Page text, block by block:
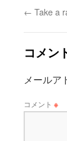
← Take a
コメン
メールア
コメント ※